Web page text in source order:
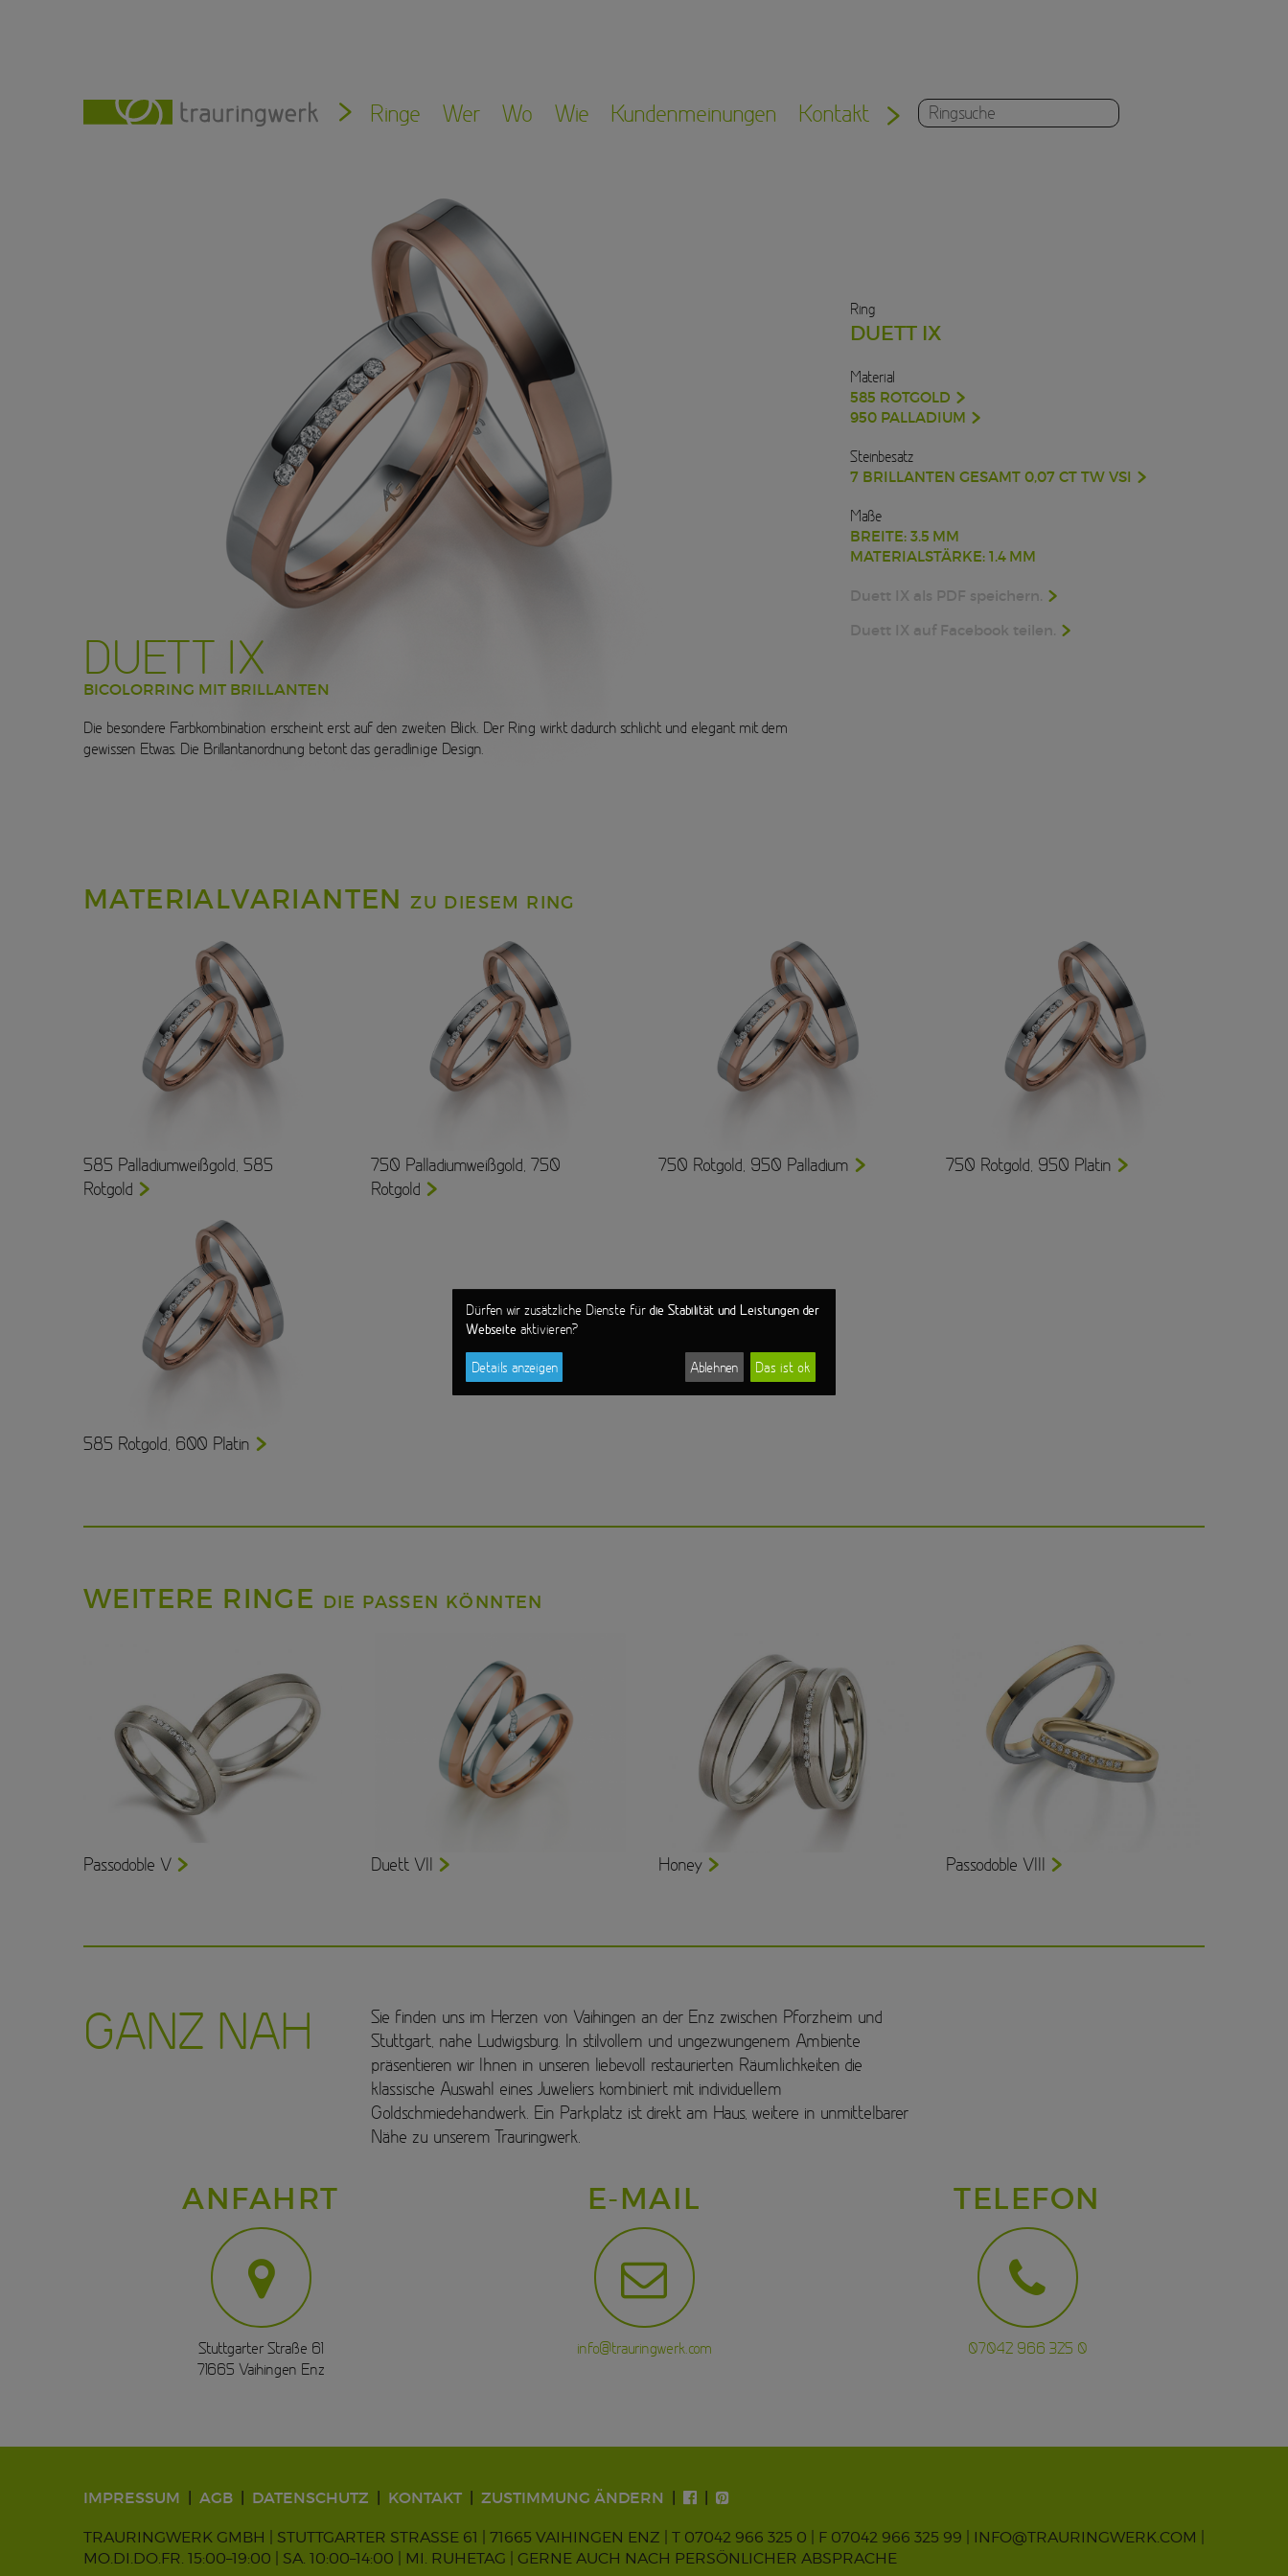
Ringe Wer Wo Wie Kundenmeinungen Kontakt
DUETT IX
BICOLORRING MIT BRILLANTEN
Die besondere Farbkombination erscheint erst auf den zweiten Blick. Der Ring wirkt dadurch schlicht und elegant mit dem
gewissen Etwas. Die Brillantanordnung betont das geradlinige Design.
Ring
DUETT IX
Material
585 ROTGOLD
950 PALLADIUM
Steinbesatz
7 BRILLANTEN GESAMT 0,07 CT TW VSI
Maße
BREITE: 3.5 MM
MATERIALSTÄRKE: 1.4 MM
Duett IX als PDF speichern.
Duett IX auf Facebook teilen.
MATERIALVARIANTENZU DIESEM RING
585 Palladiumweißgold, 585
Rotgold
750 Palladiumweißgold, 750
Rotgold
750 Rotgold, 950 Palladium 750 Rotgold, 950 Platin
585 Rotgold, 600 Platin
WEITERE RINGE DIE PASSEN KÖNNTEN
Passodoble V Duett VII Honey Passodoble VIII
GANZ NAH
Sie finden uns im Herzen von Vaihingen an der Enz zwischen Pforzheim und
Stuttgart, nahe Ludwigsburg. In stilvollem und ungezwungenem Ambiente
präsentieren wir Ihnen in unseren liebevoll restaurierten Räumlichkeiten die
klassische Auswahl eines Juweliers kombiniert mit individuellem
Goldschmiedehandwerk. Ein Parkplatz ist direkt am Haus, weitere in unmittelbarer
Nähe zu unserem Trauringwerk.
ANFAHRT
Stuttgarter Straße 61
71665 Vaihingen Enz
E-MAIL
info@trauringwerk.com
TELEFON
07042 966 325 0
IMPRESSUM AGB DATENSCHUTZ KONTAKT ZUSTIMMUNG ÄNDERN
TRAURINGWERK GMBH | STUTTGARTER STRASSE 61 | 71665 VAIHINGEN ENZ | T 07042 966 325 0 | F 07042 966 325 99 | INFO@TRAURINGWERK.COM
MO.DI.DO.FR. 15:00–19:00 | SA. 10:00–14:00 | MI. RUHETAG | GERNE AUCH NACH PERSÖNLICHER ABSPRACHE
Dürfen wir zusätzliche Dienste für die Stabilität und Leistungen der
Webseite aktivieren?
Details anzeigen Ablehnen Das ist ok